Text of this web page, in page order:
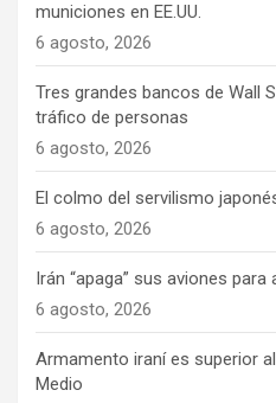
municiones en EE.UU.
6 agosto, 2026
Tres grandes bancos de Wall
tráfico de personas
6 agosto, 2026
El colmo del servilismo
6 agosto, 2026
Irán “apaga” sus aviones para
6 agosto, 2026
Armamento iraní es superior
Medio